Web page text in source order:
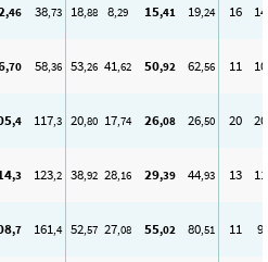
,46 38,73 18,88 8,29 15,41 19,24 16 14
,70 58,36 53,26 41,62 50,92 62,56 11 10
,4 117,3 20,80 17,74 26,08 26,50 20 20
,3 123,2 38,92 28,16 29,39 44,93 13 11
,7 161,4 52,57 27,08 55,02 80,51 11 9